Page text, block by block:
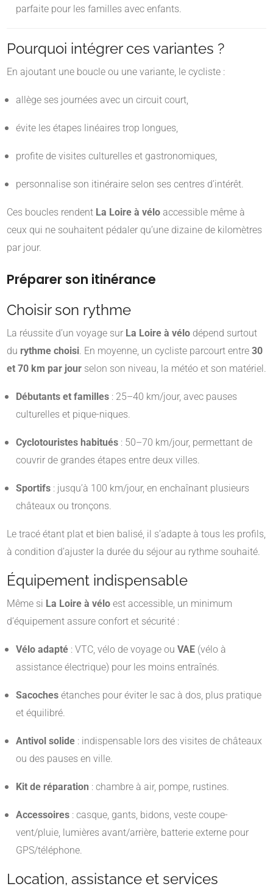
parfaite pour les familles avec enfants.
Pourquoi intégrer ces variantes ?
En ajoutant une boucle ou une variante, le cycliste :
allège ses journées avec un circuit court,
évite les étapes linéaires trop longues,
profite de visites culturelles et gastronomiques,
personnalise son itinéraire selon ses centres d’intérêt.
Ces boucles rendent La Loire à vélo accessible même à
ceux qui ne souhaitent pédaler qu’une dizaine de kilomètres
par jour.
Préparer son itinérance
Choisir son rythme
La réussite d’un voyage sur La Loire à vélo dépend surtout
du rythme choisi. En moyenne, un cycliste parcourt entre 30
et 70 km par jour selon son niveau, la météo et son matériel.
Débutants et familles : 25–40 km/jour, avec pauses
culturelles et pique-niques.
Cyclotouristes habitués : 50–70 km/jour, permettant de
couvrir de grandes étapes entre deux villes.
Sportifs : jusqu’à 100 km/jour, en enchaînant plusieurs
châteaux ou tronçons.
Le tracé étant plat et bien balisé, il s’adapte à tous les profils,
à condition d’ajuster la durée du séjour au rythme souhaité.
Équipement indispensable
Même si La Loire à vélo est accessible, un minimum
d’équipement assure confort et sécurité :
Vélo adapté : VTC, vélo de voyage ou VAE (vélo à
assistance électrique) pour les moins entraînés.
Sacoches étanches pour éviter le sac à dos, plus pratique
et équilibré.
Antivol solide : indispensable lors des visites de châteaux
ou des pauses en ville.
Kit de réparation : chambre à air, pompe, rustines.
Accessoires : casque, gants, bidons, veste coupe-
vent/pluie, lumières avant/arrière, batterie externe pour
GPS/téléphone.
Location, assistance et services